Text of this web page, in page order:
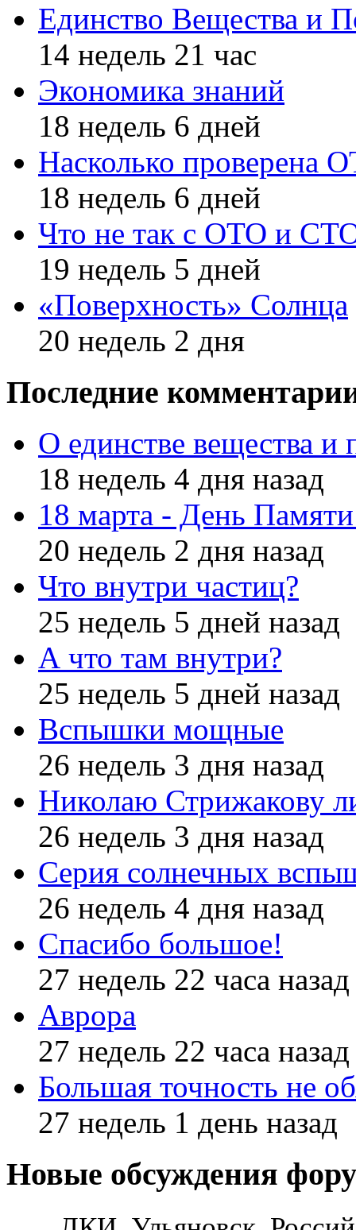
Единство Вещества и
14 недель 21 час
Экономика знаний
18 недель 6 дней
Насколько проверена
18 недель 6 дней
Что не так с ОТО и
19 недель 5 дней
«Поверхность» Солнца
20 недель 2 дня
Последние
О единстве вещества и
18 недель 4 дня назад
18 марта - День
20 недель 2 дня назад
Что внутри частиц?
25 недель 5 дней назад
А что там внутри?
25 недель 5 дней назад
Вспышки мощные
26 недель 3 дня назад
Николаю Стрижакову
26 недель 3 дня назад
Серия солнечных
26 недель 4 дня назад
Спасибо большое!
27 недель 22 часа назад
Аврора
27 недель 22 часа назад
Большая точность не
27 недель 1 день назад
Новые обсуждения